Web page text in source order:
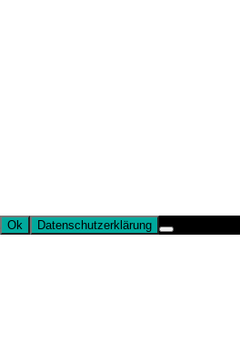
Ok Datenschutzerklärung